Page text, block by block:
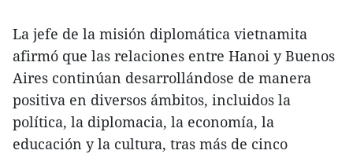
La jefe de la misión diplomática vietnamita
afirmó que las relaciones entre Hanoi y Buenos
Aires continúan desarrollándose de manera
positiva en diversos ámbitos, incluidos la
política, la diplomacia, la economía, la
educación y la cultura, tras más de cinco